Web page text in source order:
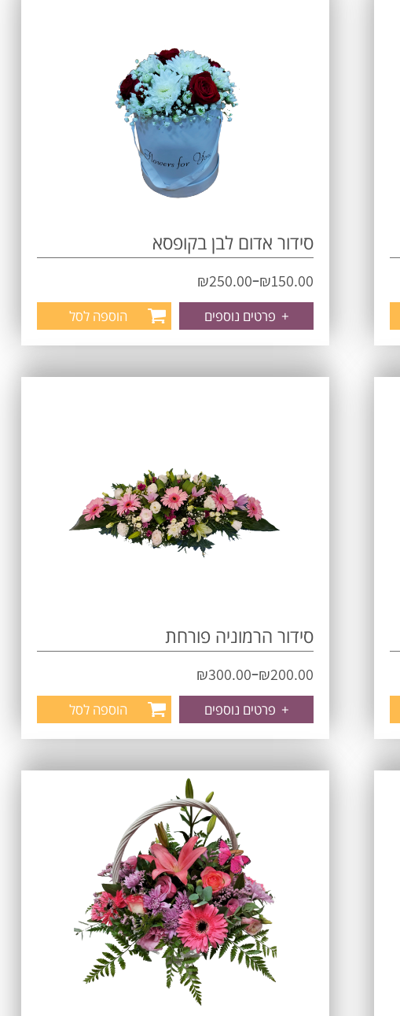
סידור אדום לבן בקופסא
₪150.00
–
₪250.00
+ פרטים נוספים הוספה לסל
סידור הרמוניה פורחת
₪200.00
–
₪300.00
+ פרטים נוספים הוספה לסל